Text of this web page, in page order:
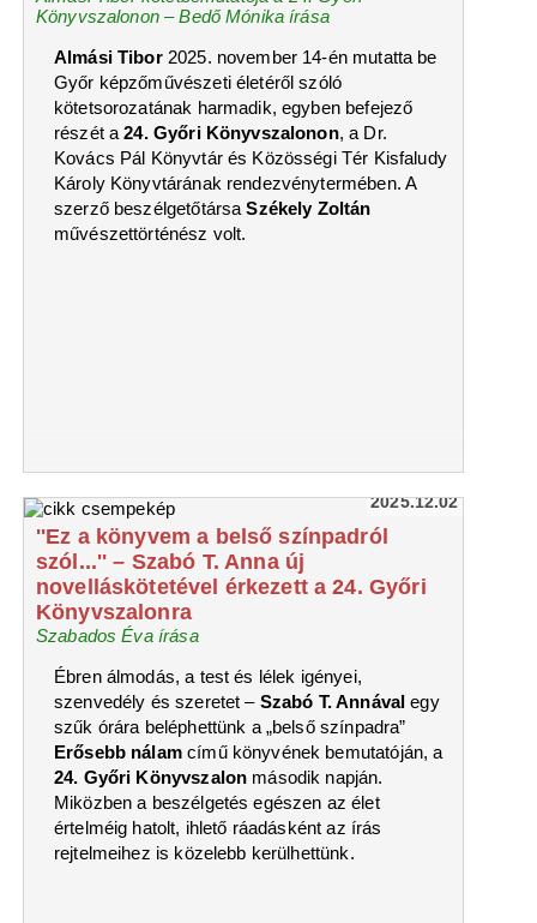
Könyvszalonon – Bedő Mónika írása
Almási Tibor 2025. november 14-én mutatta be
Győr képzőművészeti életéről szóló
kötetsorozatának harmadik, egyben befejező
részét a24. Győri Könyvszalonon, a Dr.
Kovács Pál Könyvtár és Közösségi Tér Kisfaludy
Károly Könyvtárának rendezvénytermében. A
szerző beszélgetőtársaSzékely Zoltán
művészettörténész volt.
2025.12.02
''Ez a könyvem a belső színpadról
szól...'' – Szabó T. Anna új
novelláskötetével érkezett a 24. Győri
Könyvszalonra
Szabados Éva írása
Ébren álmodás, a test és lélek igényei,
szenvedély és szeretet – Szabó T. Annávalegy
szűk órára beléphettünk a „belső színpadra”
Erősebb nálamcímű könyvének bemutatóján, a
24. Győri Könyvszalon második napján.
Miközben a beszélgetés egészen az élet
értelméig hatolt, ihlető ráadásként az írás
rejtelmeihez is közelebb kerülhettünk.